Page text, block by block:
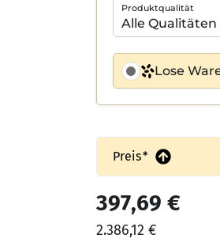
Lose
Produktqualität
Preis*
397,69 €
2.386,12 €